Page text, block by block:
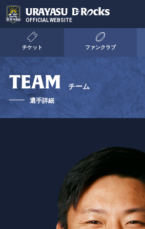
OFFICIAL WEBSITE
チケット ファンクラブ
TEAM チーム
選手詳細